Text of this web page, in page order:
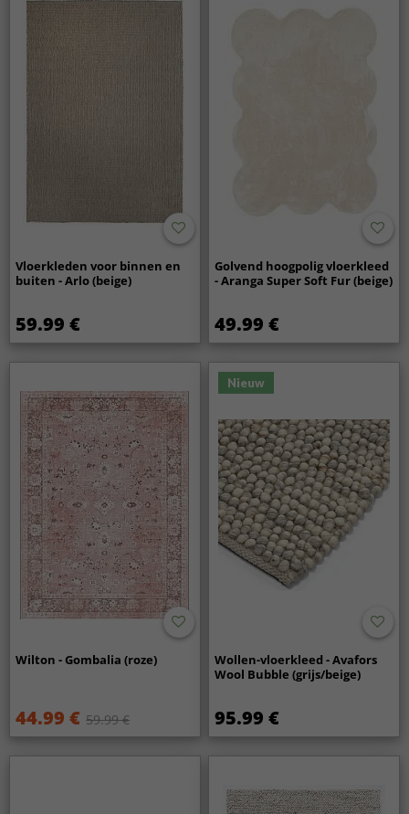
Vloerkleden voor binnen en
buiten - Arlo (beige)
59.99 €
Golvend hoogpolig vloerkleed
- Aranga Super Soft Fur (beige)
49.99 €
Wilton - Gombalia (roze)
44.99 € 59.99 €
Nieuw
Wollen-vloerkleed - Avafors
Wool Bubble (grijs/beige)
95.99 €